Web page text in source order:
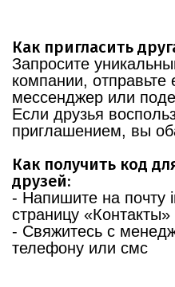
Как пригласить
Запросите
компании, отправьте
мессенджер или
Если друзья
приглашением, вы
Как получить код
друзей:
- Напишите на почту
страницу «Контакты»
- Свяжитесь с
телефону или смс